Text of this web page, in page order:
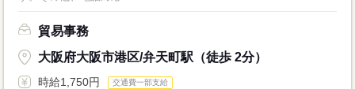
貿易事務
大阪府大阪市港区/弁天町駅（徒歩 2分）
時給1,750円 交通費一部支給